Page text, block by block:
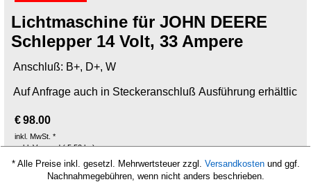
Lichtmaschine für JOHN DEERE
Schlepper 14 Volt, 33 Ampere
Anschluß: B+, D+, W
Auf Anfrage auch in Steckeranschluß Ausführung erhältlich.
€98.00
inkl. MwSt. *
exkl. Versand
5.50kg
* Alle Preise inkl. gesetzl. Mehrwertsteuer zzgl. Versandkostenund ggf.
Nachnahmegebühren, wenn nicht anders beschrieben.